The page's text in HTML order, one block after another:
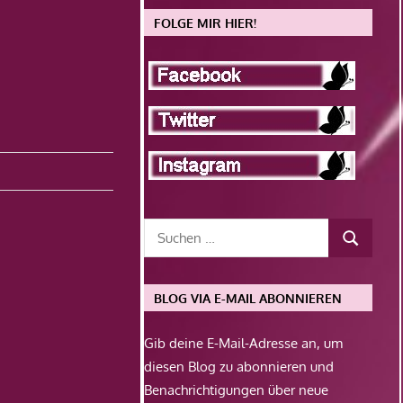
FOLGE MIR HIER!
BLOG VIA E-MAIL ABONNIEREN
Gib deine E-Mail-Adresse an, um
diesen Blog zu abonnieren und
Benachrichtigungen über neue